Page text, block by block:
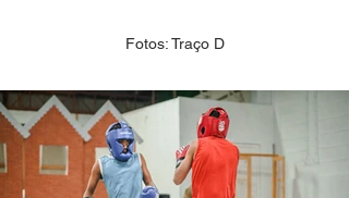
Fotos: Traço D